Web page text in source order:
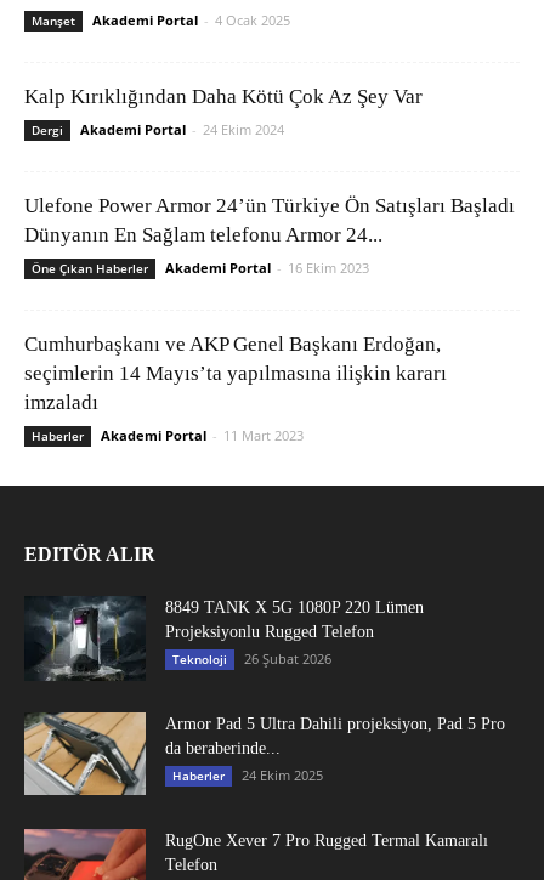
Manşet Akademi Portal - 4 Ocak 2025
Kalp Kırıklığından Daha Kötü Çok Az Şey Var
Dergi Akademi Portal - 24 Ekim 2024
Ulefone Power Armor 24’ün Türkiye Ön Satışları Başladı
Dünyanın En Sağlam telefonu Armor 24...
Öne Çıkan Haberler Akademi Portal - 16 Ekim 2023
Cumhurbaşkanı ve AKP Genel Başkanı Erdoğan,
seçimlerin 14 Mayıs’ta yapılmasına ilişkin kararı
imzaladı
Haberler Akademi Portal - 11 Mart 2023
EDITÖR ALIR
8849 TANK X 5G 1080P 220 Lümen
Projeksiyonlu Rugged Telefon
Teknoloji 26 Şubat 2026
Armor Pad 5 Ultra Dahili projeksiyon, Pad 5 Pro
da beraberinde...
Haberler 24 Ekim 2025
RugOne Xever 7 Pro Rugged Termal Kamaralı
Telefon